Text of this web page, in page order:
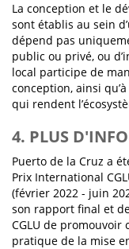
La conception et le
sont établis au sein
dépend pas
public ou privé, ou
local participe de
conception, ainsi
qui rendent
4. PLUS
Puerto de la Cruz a
Prix International
(février 2022 - juin
son rapport final et
CGLU de promouvoir
pratique de la mise